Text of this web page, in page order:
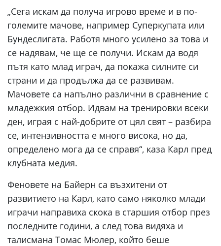
„Сега искам да получа игрово време и в по-
големите мачове, например Суперкупата или
Бундеслигата. Работя много усилено за това и
се надявам, че ще се получи. Искам да водя
пътя като млад играч, да покажа силните си
страни и да продължа да се развивам.
Мачовете са напълно различни в сравнение с
младежкия отбор. Идвам на тренировки всеки
ден, играя с най-добрите от цял свят – разбира
се, интензивността е много висока, но да,
определено мога да се справя“, каза Карл пред
клубната медия.
Феновете на Байерн са възхитени от
развитието на Карл, като само няколко млади
играчи направиха скока в старшия отбор през
последните години, а след това видяха и
талисмана Томас Мюлер, който беше